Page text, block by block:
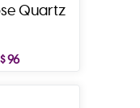
Quartz
96